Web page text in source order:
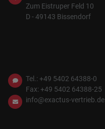
Zum Eistruper Feld 10
D - 49143 Bissendorf
Tel.: +49 5402 64388-0
Fax: +49 5402 64388-25
info@exactus-vertrieb.de